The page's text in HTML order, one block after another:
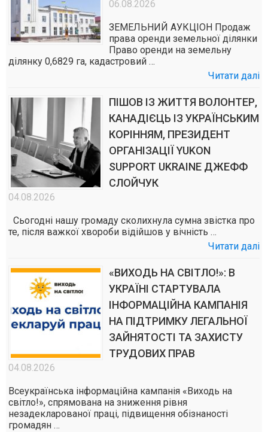
06.08.2026
ЗЕМЕЛЬНИЙ АУКЦІОН Продаж
права оренди земельної ділянки
Право оренди на земельну
ділянку 0,6829 га, кадастровий …
Читати далі
ПІШОВ ІЗ ЖИТТЯ ВОЛОНТЕР,
КАНАДІЄЦЬ ІЗ УКРАЇНСЬКИМ
КОРІННЯМ, ПРЕЗИДЕНТ
ОРГАНІЗАЦІЇ YUKON
SUPPORT UKRAINE ДЖЕФФ
СЛОЙЧУК
04.08.2026
Сьогодні нашу громаду сколихнула сумна звістка про
те, після важкої хвороби відійшов у вічність …
Читати далі
«ВИХОДЬ НА СВІТЛО!»: В
УКРАЇНІ СТАРТУВАЛА
ІНФОРМАЦІЙНА КАМПАНІЯ
НА ПІДТРИМКУ ЛЕГАЛЬНОЇ
ЗАЙНЯТОСТІ ТА ЗАХИСТУ
ТРУДОВИХ ПРАВ
04.08.2026
Всеукраїнська інформаційна кампанія «Виходь на
світло!», спрямована на зниження рівня
незадекларованої праці, підвищення обізнаності
громадян …